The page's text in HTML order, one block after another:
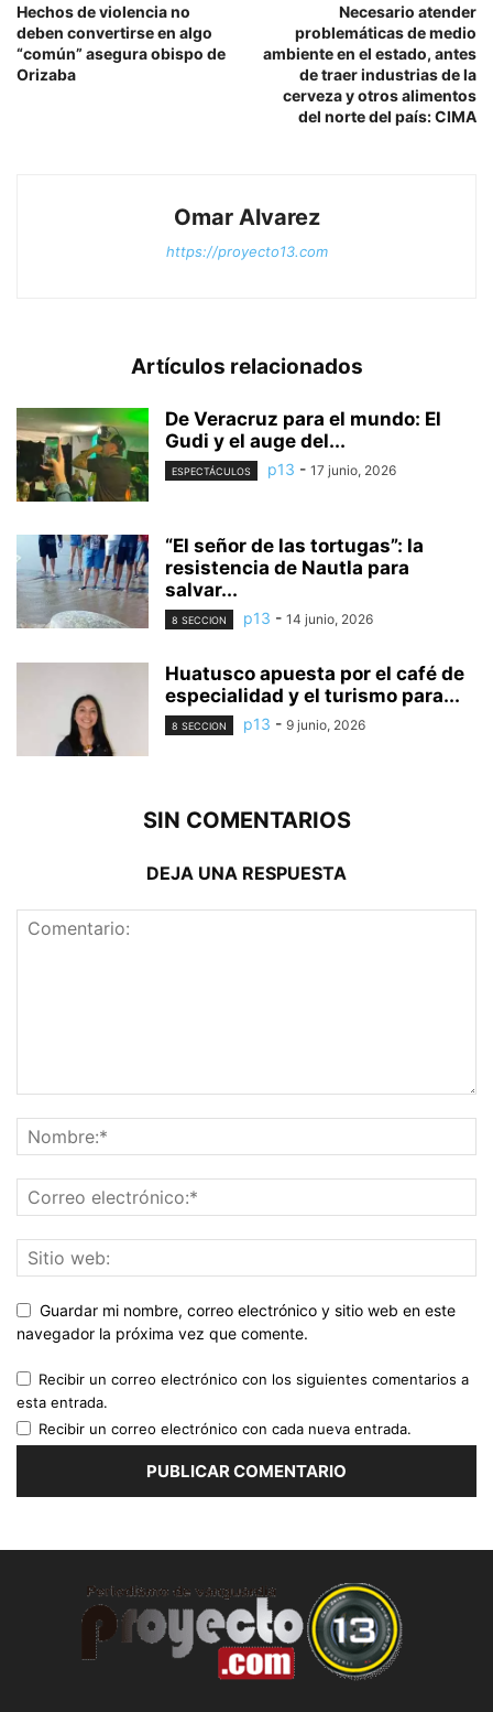
Hechos de violencia no
deben convertirse en algo
“común” asegura obispo de
Orizaba
Necesario atender
problemáticas de medio
ambiente en el estado, antes
de traer industrias de la
cerveza y otros alimentos
del norte del país: CIMA
Omar Alvarez
https://proyecto13.com
Artículos relacionados
De Veracruz para el mundo: El
Gudi y el auge del...
ESPECTÁCULOS p13 - 17 junio, 2026
“El señor de las tortugas”: la
resistencia de Nautla para
salvar...
8 SECCION p13 - 14 junio, 2026
Huatusco apuesta por el café de
especialidad y el turismo para...
8 SECCION p13 - 9 junio, 2026
SIN COMENTARIOS
DEJA UNA RESPUESTA
Guardar mi nombre, correo electrónico y sitio web en este
navegador la próxima vez que comente.
Recibir un correo electrónico con los siguientes comentarios a
esta entrada.
Recibir un correo electrónico con cada nueva entrada.